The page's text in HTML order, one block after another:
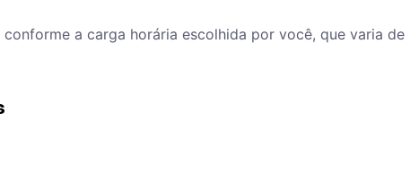
a carga horária escolhida por você, que varia